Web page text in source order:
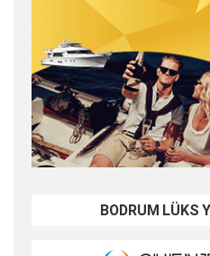
BODRUM LÜKS